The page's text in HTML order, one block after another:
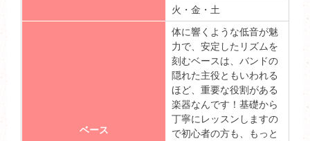
火・金・土
ベース
体に響くような低音が魅
力で、安定したリズムを
刻むベースは、バンドの
隠れた主役ともいわれる
ほど、重要な役割がある
楽器なんです！基礎から
丁寧にレッスンしますの
で初心者の方も、もっと